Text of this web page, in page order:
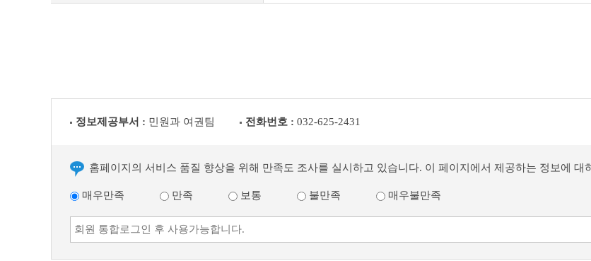
정보제공부서 : 민원과 여권팀 전화번호 : 032-625-2431
홈페이지의 서비스 품질 향상을 위해 만족도 조사를 실시하고 있습니다. 이 페이지에서 제공하는 정보에 대
매우만족 만족 보통 불만족 매우불만족